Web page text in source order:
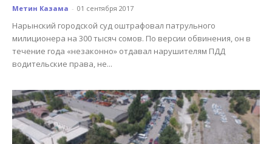
Метин Казама - 01 сентября 2017
Нарынский городской суд оштрафовал патрульного
милиционера на 300 тысяч сомов. По версии обвинения, он в
течение года «незаконно» отдавал нарушителям ПДД
водительские права, не...